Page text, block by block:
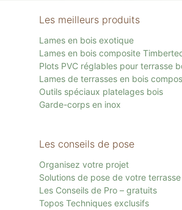
Les meilleurs produits
Lames en bois exotique
Lames en bois composite
Plots PVC réglables pour terrasse
Lames de terrasses en bois
Outils spéciaux platelages bois
Garde-corps en inox
Les conseils de pose
Organisez votre projet
Solutions de pose de votre terrasse
Les Conseils de Pro – gratuits
Topos Techniques exclusifs